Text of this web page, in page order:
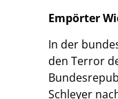
Empörter
In der
den Terror
Schleyer